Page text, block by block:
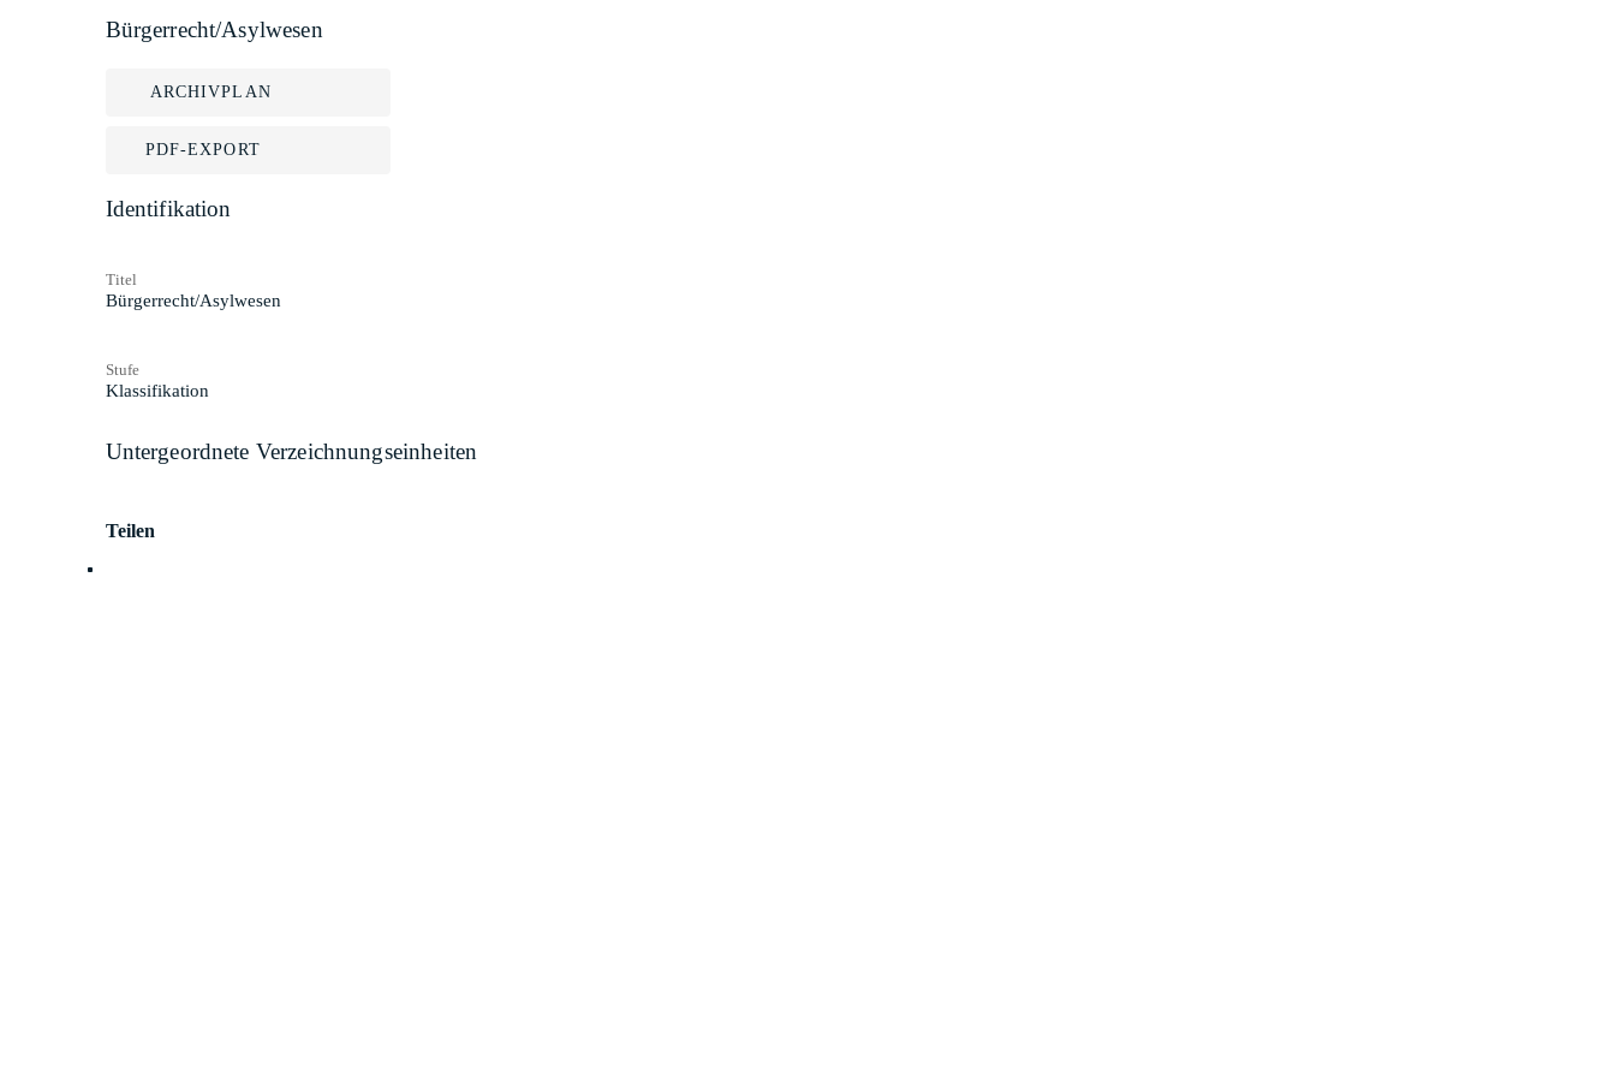
Bürgerrecht/Asylwesen
ARCHIVPLAN
PDF-EXPORT
Identifikation
Titel
Bürgerrecht/Asylwesen
Stufe
Klassifikation
Untergeordnete Verzeichnungseinheiten
Teilen